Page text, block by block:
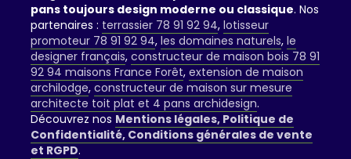
pans toujours design moderne ou classique. Nos
partenaires : terrassier 78 91 92 94, lotisseur
promoteur 78 91 92 94, les domaines naturels, le
designer français, constructeur de maison bois 78 91
92 94 maisons France Forêt, extension de maison
archilodge, constructeur de maison sur mesure
architecte toit plat et 4 pans archidesign.
Découvrez nos Mentions légales, Politique de
Confidentialité, Conditions générales de vente
et RGPD.